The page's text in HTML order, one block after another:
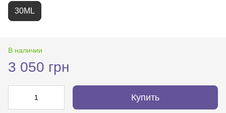
30ML
В наличии
3 050 грн
Купить